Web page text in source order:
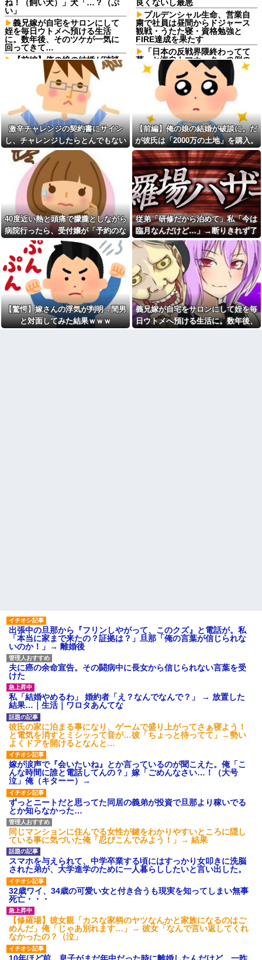
ね！（飼い犬）」犬「…？（ぷ
い」
義兄嫁が自宅をサロンにして
姪を毎日ウトメへ預ける生活
に。数年後、そのツケが一気に
回ってきて…
【前編】俺の娘の結婚が破談
に。だが彼氏は「2000万の土
地」を購入。こじれた二人は想
像以上の修羅場に
子供がバイトで貯めた資金で
旅行中の話だけど、ちょっとお
金足りないから貸してくれる？
って連絡きた
勤務中のはずの彼氏を偶然見
かけた場所がまさかのパチ店だ
った。楽しそうな姿を見た私は
思わず固まり…
激辛チャレンジの契約書にサ
インし、チャレンジしたらとん
でもない事態になった。救急車
運ばれ胃の洗浄や入院2日で10万
超えて...
旦那「結婚５年目記念のプレ
ゼント！」私「嬉しい！指輪
だ！」義家族「古い指輪はもう
いらないでしょ？」私「え
っ…」→まさかの要求に…
旦那が仕事でやらかして、減
給＆異動になった。旦那「会社
辞めて来た」私「一体何をやら
かしたの？」旦那「…」→結
果…
色々副業に手を出したけど、
結局残業するのが1番稼げるな
【画像】ワイ「アルファード
タ
後続車にクラクションを鳴ら
され彼氏が逆切れ。「何クラク
ション鳴らしてんだ！降りてこ
いよ！」と怒鳴りだし...
【衝撃】報酬100万円超の治験
募集がこちらｗｗｗｗｗ(※画像
あり)
【ネット騒然】惨殺されたタ
ワマン頂き女子のこの動画、す
げえええええｗｗｗｗｗｗｗｗ
ｗｗｗ
【愕然】白のクラウン俺氏、
高速道路左車線を制限速度で走
った結果wwwwwwwwwwww
百年の恋12-899 食べた量を
張り合ってくる
【悲報】佐藤輝明・・・２軍
でも盛大にやらかす←あまり悲
しませないでくれ
良くないし最悪
プルデンシャル生命、営業自
粛で社員は昼間からドジャース
観戦・うたた寝・資格勉強と
FIRE達成を果たす
「日本の反戦界隈終わってて
草」と海自トマホークへの例の
界隈の反応が話題に、今になっ
て存在に気付いてしまった結
果……
ロッカーの現金が盗まれるも
店長に疑われ激怒！10代キャバ
嬢の私、自力でロッカー内にカ
メラを仕掛けて犯人を特定した
ら同僚の女だった…警察へ行く
と言って止められ、加害者に泣
かれながら大揉めして・・・
【神対応】任天堂、熊本地震
の被災者向けに製品修理を無償
対応へ！さらに義援金5000万円
を寄付！！他
ロッカーの現金が盗まれるも
店長に疑われ激怒！10代キャバ
嬢の私、自力でロッカー内にカ
メラを仕掛けて犯人を特定した
ら同僚の女だった…警察へ行く
と言って止められ、加害者に泣
かれながら大揉めして・・・
公園遊びの菓子交換が嫌だ。
大人数だと菓子食べ放題みたい
になっちゃって身体にも歯にも
良くないし最悪
明日が期末テストなのに勉強
もしないでテレビ見てる息子。
消したら発狂し「俺は底辺高校
でいいのｗバカだしｗ」って開
き直り。
激辛チャレンジの契約書にサイン
し、チャレンジしたらとんでもない
事態になった。救急車運ばれ胃の洗
浄や入院2日で10万超えて...
【前編】俺の娘の結婚が破談に。だ
が彼氏は「2000万の土地」を購入。
こじれた二人は想像以上の修羅場に
40度近い熱と頭痛で朦朧としながら
病院行ったら、受付嬢が「予約のな
い人は診ません」と拒否された。タ
クシーを呼ぶための電話も貸してく
れず...
従弟「研修だから泊めて」私「今は
臨月なんだけど…」→断りきれず了
承したら、さらに図々しい要求まで
飛び出して…
【驚愕】嫁さんの浮気が判明→間男
と対面してみた結果ｗｗｗ
義兄嫁が自宅をサロンにして姪を毎
日ウトメへ預ける生活に。数年後、
出張中の旦那から『フリンしやがって、このクズ』と電話が。私
「本当に家まで来たの？証拠は？」旦那「俺の言葉が信じられな
いのか！」→ 離婚後
夫に癌の余命宣告。その闘病中に長女から信じられない言葉を受
けた
私「結婚やめるわ」 婚約者「え？なんでなんで？」 → 放置した
結果…｜生活｜ワロタあんてな
彼氏の家に泊まる事になり、ゲームで盛り上がってさぁ寝よう！
と電気を消すとミシッって音が…彼「ちょっと待ってて」→勢い
よくドアを開けるとなんと…
嫁が涙声で『会いたいね』とか言っているのが聞こえた。俺「こ
んな時間に誰と電話してんの？」嫁「ごめんなさい…！（大号
泣」俺（キターー）→
ずっとニートだと思ってた同居の義弟が投資で旦那より稼いでる
とか知らなかった…
同じマンションに住んでる女性が鍵をわかりやすいところに隠し
ている事に気づいた俺「忍びこんでみよう！」→ 結果
スマホを与えられて、中学卒業する頃にはすっかり女叩きに洗脳
された弟が、大学進学のために一人暮らししたいと言い出した。
32歳ワイ、34歳の可愛い女と付き合うも現実を知ってしまい無事
死亡・・・
【修羅場】彼女親「カスな家柄のヤツなんかと家族になるのはご
めんだ」俺「じゃあ別れます…」→ 彼女「なんで言い返してくれ
なかったの？（泣」
10年ほど前、息子がまだ年中だった時に離婚したんだけど、一昨